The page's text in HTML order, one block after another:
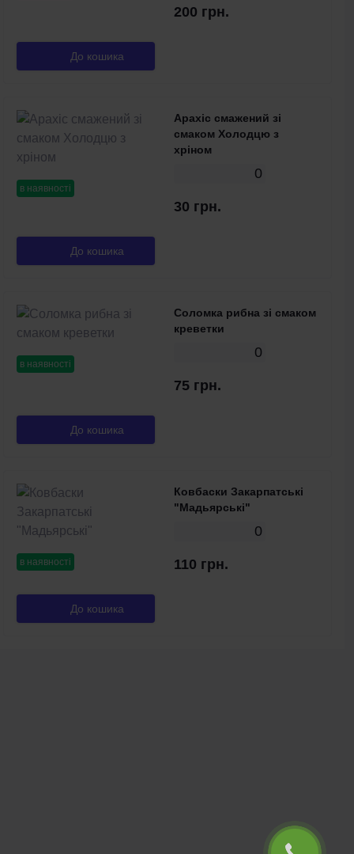
200 грн.
До кошика
в наявності
Арахіс смажений зі
смаком Холодцю з
хріном
0
30 грн.
До кошика
в наявності
Соломка рибна зі смаком
креветки
0
75 грн.
До кошика
в наявності
Ковбаски Закарпатські
"Мадьярські"
0
110 грн.
До кошика